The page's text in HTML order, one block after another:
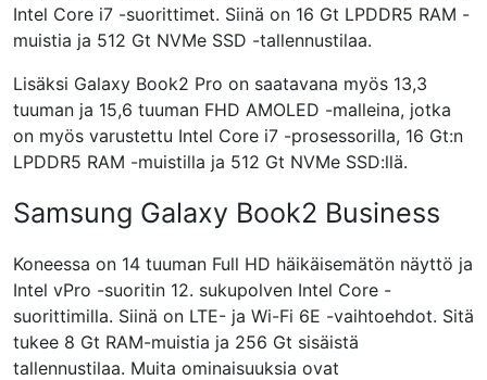
Intel Core i7 -suorittimet. Siinä on 16 Gt LPDDR5 RAM -
muistia ja 512 Gt NVMe SSD -tallennustilaa.
Lisäksi Galaxy Book2 Pro on saatavana myös 13,3
tuuman ja 15,6 tuuman FHD AMOLED -malleina, jotka
on myös varustettu Intel Core i7 -prosessorilla, 16 Gt:n
LPDDR5 RAM -muistilla ja 512 Gt NVMe SSD:llä.
Samsung Galaxy Book2 Business
Koneessa on 14 tuuman Full HD häikäisemätön näyttö ja
Intel vPro -suoritin 12. sukupolven Intel Core -
suorittimilla. Siinä on LTE- ja Wi-Fi 6E -vaihtoehdot. Sitä
tukee 8 Gt RAM-muistia ja 256 Gt sisäistä
tallennustilaa. Muita ominaisuuksia ovat